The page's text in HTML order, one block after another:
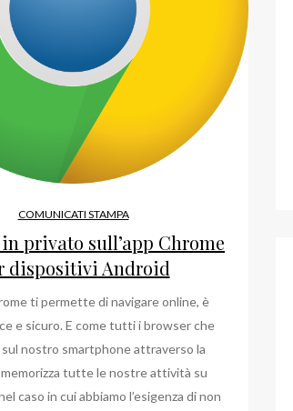
COMUNICATI STAMPA
privato sull’app Chrome
dispositivi Android
ti permette di navigare online, è
e sicuro. E come tutti i browser che
sul nostro smartphone attraverso la
tutte le nostre attività su
caso in cui abbiamo l’esigenza di non